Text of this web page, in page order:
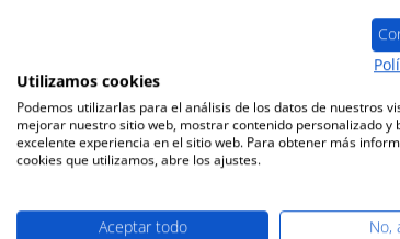
Utilizamos cookies
Podemos utilizarlas para el análisis de los datos de nuestros
mejorar nuestro sitio web, mostrar contenido personalizado y
excelente experiencia en el sitio web. Para obtener más
cookies que utilizamos, abre los ajustes.
Aceptar todo No,